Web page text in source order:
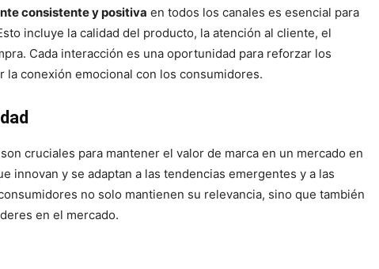
consistente y positiva en todos los canales es esencial para
incluye la calidad del producto, la atención al cliente, el
Cada interacción es una oportunidad para reforzar los
la conexión emocional con los consumidores.
cruciales para mantener el valor de marca en un mercado en
innovan y se adaptan a las tendencias emergentes y a las
no solo mantienen su relevancia, sino que también
en el mercado.